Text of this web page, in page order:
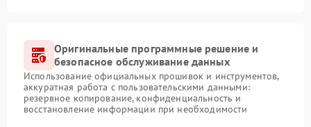
Оригинальные программные решение и
безопасное обслуживание данных
Использование официальных прошивок и инструментов,
аккуратная работа с пользовательскими данными:
резервное копирование, конфиденциальность и
восстановление информации при необходимости